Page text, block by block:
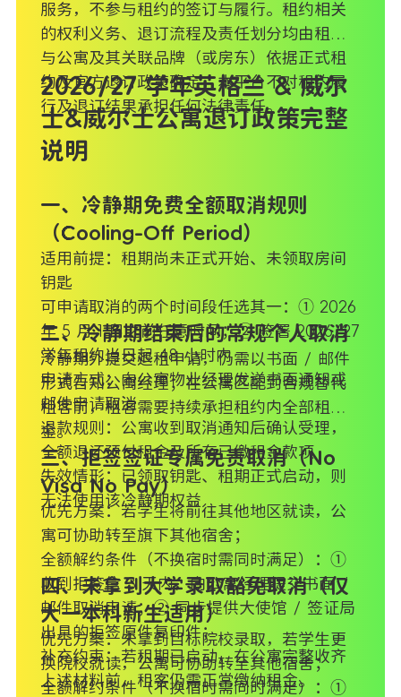
服务，不参与租约的签订与履行。租约相关
的权利义务、退订流程及责任划分均由租户
与公寓及其关联品牌（或房东）依据正式租
约及官方退订政策确定，本平台不对租约履
行及退订结果承担任何法律责任。
2026/27 学年英格兰 & 威尔
士&威尔士公寓退订政策完整
说明
一、冷静期免费全额取消规则
（Cooling-Off Period）
适用前提：租期尚未正式开始、未领取房间
钥匙
可申请取消的两个时间段任选其一：① 2026
年 5 月 1 日之前任意时间；② 签署 2026/27
学年租约当日起 48 小时内
申请方式：向公寓物业经理发送书面通知或
邮件申请取消
退款规则：公寓收到取消通知后确认受理，
全额退还预付租金及所有已缴租金款项
失效情形：已领取钥匙、租期正式启动，则
无法使用该冷静期权益
二、冷静期结束后的常规个人取消
冷静期外提交退租申请，仍需以书面 / 邮件
形式告知公寓经理；在公寓匹配到合规替代
租客前，租客需要持续承担租约内全部租
金。
三、拒签签证专属免责取消（No
Visa No Pay）
优先方案：若学生将前往其他地区就读，公
寓可协助转至旗下其他宿舍；
全额解约条件（不换宿时需同时满足）：①
收到拒签信 3 天内，向公寓经理提交书面 /
邮件取消申请；② 同步提供大使馆 / 签证局
出具的拒签原件复印件；
补充约束：若租期已启动，在公寓完整收齐
上述材料前，租客仍需正常缴纳租金。
四、未拿到大学录取豁免取消（仅
大一本科新生适用）
优先方案：未拿到目标院校录取，若学生更
换院校就读，公寓可协助转至其他宿舍；
全额解约条件（不换宿时需同时满足）：①